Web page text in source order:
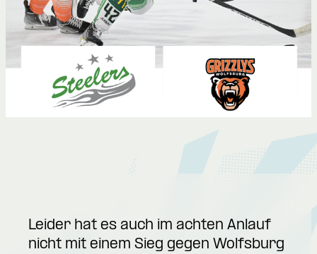
Leider hat es auch im achten Anlauf
nicht mit einem Sieg gegen Wolfsburg